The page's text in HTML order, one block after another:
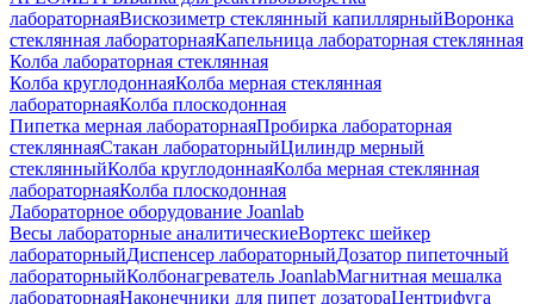
лабораторнаяВискозиметр стеклянный капиллярныйВоронка
стеклянная лабораторнаяКапельница лабораторная стеклянная
Колба лабораторная стеклянная
Колба круглодоннаяКолба мерная стеклянная
лабораторнаяКолба плоскодонная
Пипетка мерная лабораторнаяПробирка лабораторная
стекляннаяСтакан лабораторныйЦилиндр мерный
стеклянныйКолба круглодоннаяКолба мерная стеклянная
лабораторнаяКолба плоскодонная
Лабораторное оборудование Joanlab
Весы лабораторные аналитическиеВортекс шейкер
лабораторныйДиспенсер лабораторныйДозатор пипеточный
лабораторныйКолбонагреватель JoanlabМагнитная мешалка
лабораторнаяНаконечники для пипет дозатораЦентрифуга